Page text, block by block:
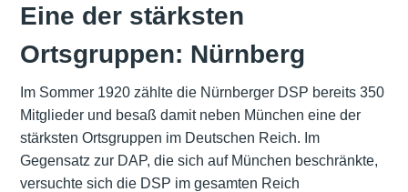
Eine der stärksten
Ortsgruppen: Nürnberg
Im Sommer 1920 zählte die Nürnberger DSP bereits 350
Mitglieder und besaß damit neben München eine der
stärksten Ortsgruppen im Deutschen Reich. Im
Gegensatz zur DAP, die sich auf München beschränkte,
versuchte sich die DSP im gesamten Reich